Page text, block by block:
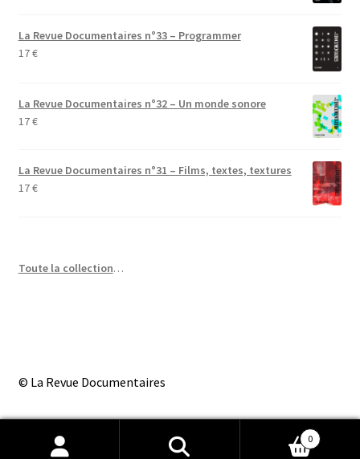
La Revue Documentaires n°33 – Programmer
17€
La Revue Documentaires n°32 – Un monde sonore
17€
La Revue Documentaires n°31 – Films, textes, textures
17€
Toute la collection…
© La Revue Documentaires
0